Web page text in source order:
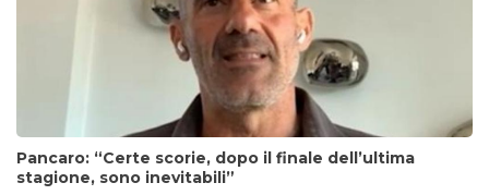
Pancaro: “Certe scorie, dopo il finale dell’ultima
stagione, sono inevitabili”